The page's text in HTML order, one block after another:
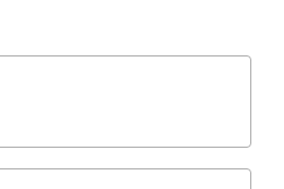
kaj de lia sekvinto, Paiva
Sankta Spirito.
ke ĉiuj tiuj datoj estos
en la urbo Brasília